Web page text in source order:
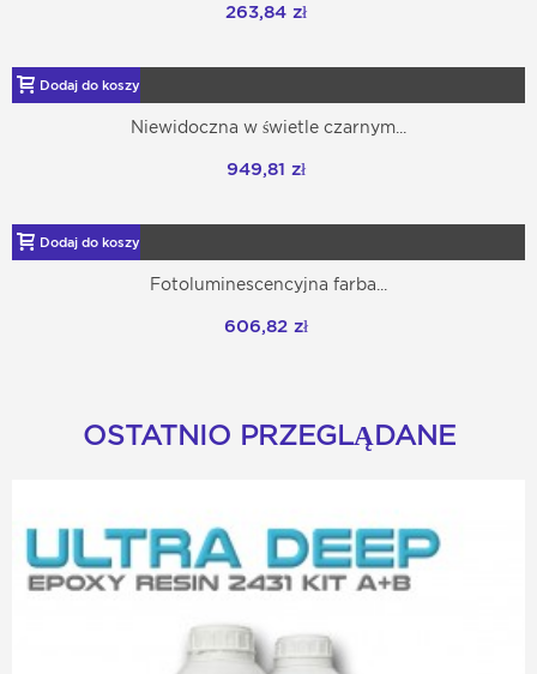
263,84 zł
Dodaj do koszyka
Niewidoczna w świetle czarnym...
949,81 zł
Dodaj do koszyka
Fotoluminescencyjna farba...
606,82 zł
OSTATNIO PRZEGLĄDANE